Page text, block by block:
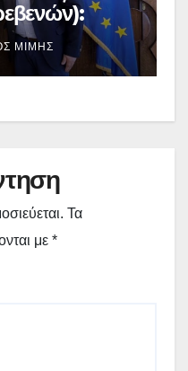
Στάδιο
ΜΊΜΗΣ
Τα
με *